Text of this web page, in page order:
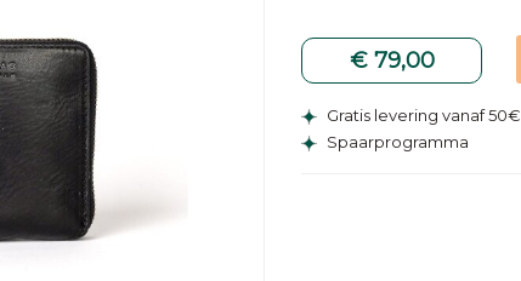
€ 79,00
Gratis levering vanaf 50€
Spaarprogramma